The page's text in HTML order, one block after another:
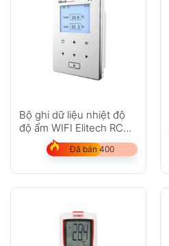
Bộ ghi dữ liệu nhiệt độ
độ ẩm WIFI Elitech RCW-
Đã bán 400